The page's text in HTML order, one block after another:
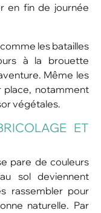
en fin de journée
les batailles
à la brouette
Même les
place, notamment
végétales.
ET
pare de couleurs
sol deviennent
rassembler pour
naturelle. Par